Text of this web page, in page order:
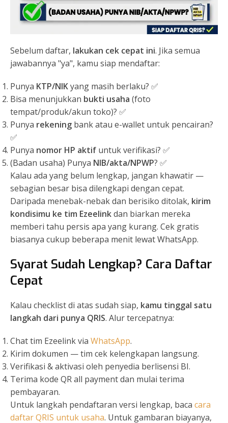
Sebelum daftar, lakukan cek cepat ini. Jika semua
jawabannya "ya", kamu siap mendaftar:
Punya KTP/NIKyang masih berlaku? ✅
Bisa menunjukkan bukti usaha (foto
tempat/produk/akun toko)? ✅
Punya rekening bank atau e-wallet untuk pencairan?
✅
Punya nomor HP aktif untuk verifikasi? ✅
(Badan usaha) Punya NIB/akta/NPWP? ✅
Kalau ada yang belum lengkap, jangan khawatir —
sebagian besar bisa dilengkapi dengan cepat.
Daripada menebak-nebak dan berisiko ditolak, kirim
kondisimu ke tim Ezeelinkdan biarkan mereka
memberi tahu persis apa yang kurang. Cek gratis
biasanya cukup beberapa menit lewat WhatsApp.
Syarat Sudah Lengkap? Cara Daftar
Cepat
Kalau checklist di atas sudah siap, kamu tinggal satu
langkah dari punya QRIS. Alur tercepatnya:
Chat tim Ezeelink via WhatsApp.
Kirim dokumen — tim cek kelengkapan langsung.
Verifikasi & aktivasi oleh penyedia berlisensi BI.
Terima kode QR all payment dan mulai terima
pembayaran.
Untuk langkah pendaftaran versi lengkap, baca cara
daftar QRIS untuk usaha. Untuk gambaran biayanya,